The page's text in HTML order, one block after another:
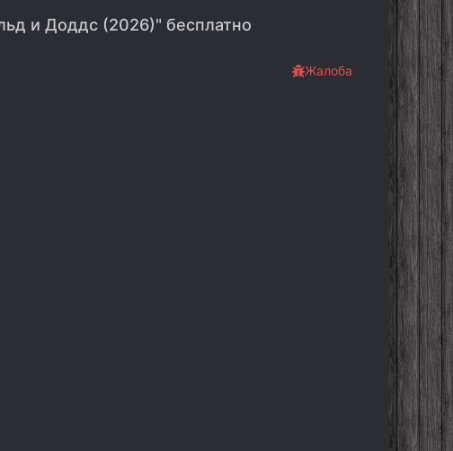
и Доддс (2026)" бесплатно
Жалоба